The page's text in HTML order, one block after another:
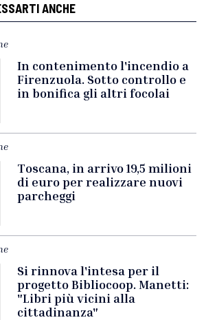
ANCHE
In contenimento l'incendio a
Firenzuola. Sotto controllo e
in bonifica gli altri focolai
Toscana, in arrivo 19,5 milioni
di euro per realizzare nuovi
parcheggi
Si rinnova l'intesa per il
progetto Bibliocoop. Manetti:
"Libri più vicini alla
cittadinanza"